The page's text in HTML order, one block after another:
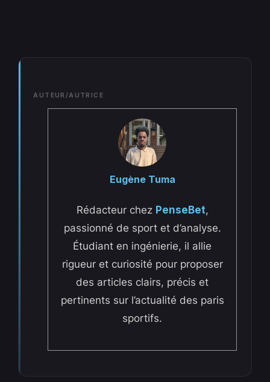
AUTEUR/AUTRICE
Eugène Tuma
Rédacteur chez PenseBet,
passionné de sport et d’analyse.
Étudiant en ingénierie, il allie
rigueur et curiosité pour proposer
des articles clairs, précis et
pertinents sur l’actualité des paris
sportifs.